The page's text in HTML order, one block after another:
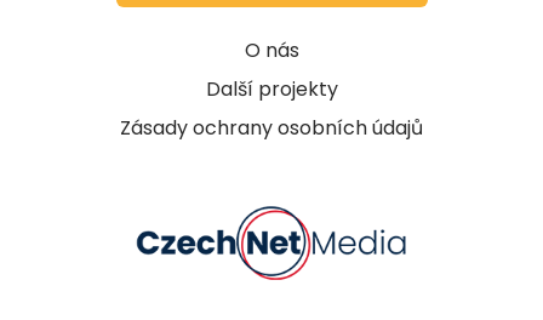
O nás
Další projekty
Zásady ochrany osobních údajů